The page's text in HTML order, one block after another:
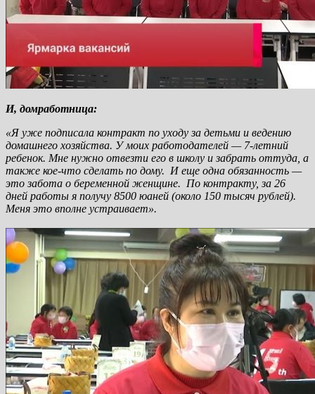
И, домработница:
«Я уже подписала контракт по уходу за детьми и ведению
домашнего хозяйства. У моих работодателей — 7-летний
ребенок. Мне нужно отвезти его в школу и забрать оттуда, а
также кое-что сделать по дому. И еще одна обязанность —
это забота о беременной женщине. По контракту, за 26
дней работы я получу 8500 юаней (около 150 тысяч рублей).
Меня это вполне устраивает».